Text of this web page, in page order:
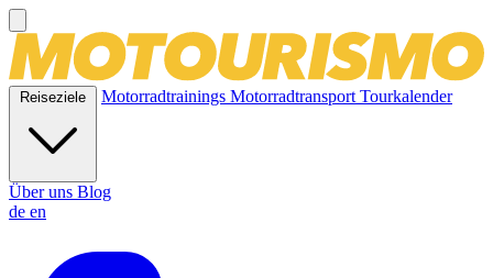
Reiseziele Motorradtrainings MotorradtransportTourkalender
Über uns Blog
de en